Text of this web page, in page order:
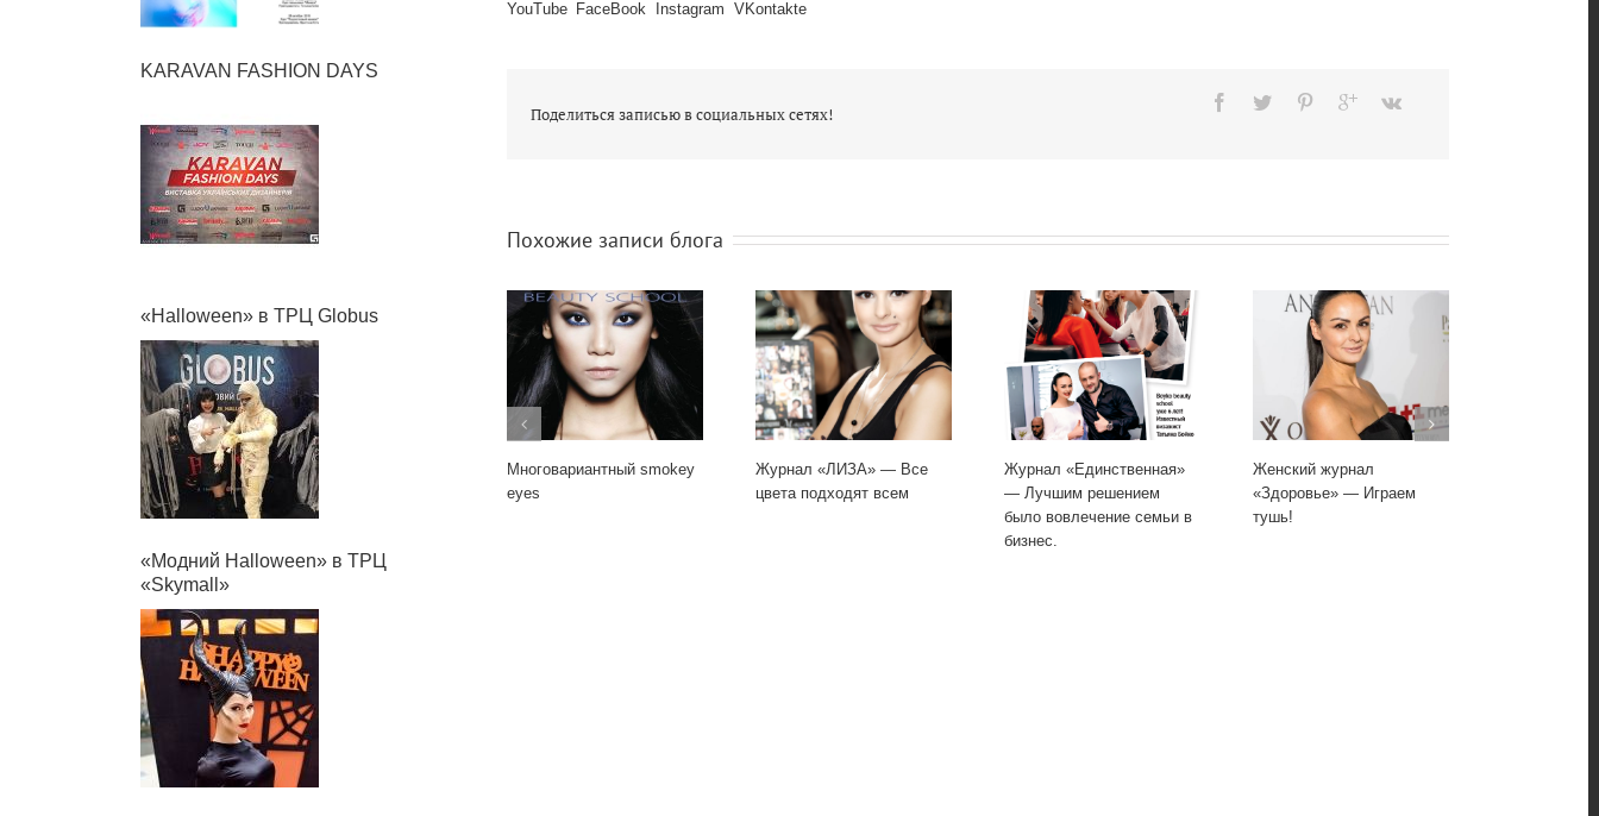
YouTube FaceBook Instagram VKontakte
Поделиться записью в социальных сетях!
Похожие записи блога
Многовариантный smokey
eyes
Журнал «ЛИЗА» — Все
цвета подходят всем
Журнал «Единственная»
— Лучшим решением
было вовлечение семьи в
бизнес.
Женский журнал
«Здоровье» — Играем
тушь!
KARAVAN FASHION DAYS
«Halloween» в ТРЦ Globus
«Модний Halloween» в ТРЦ
«Skymall»